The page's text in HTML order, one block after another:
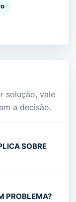
solução, vale
a decisão.
SOBRE
PROBLEMA?